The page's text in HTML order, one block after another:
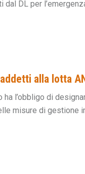
dal DL per
alla lotta
ha l’obbligo di
misure di gestione